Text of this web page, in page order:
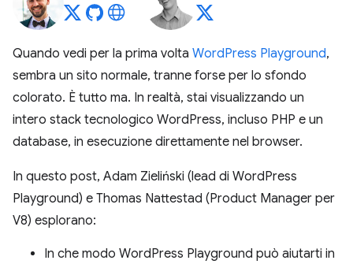
Quando vedi per la prima volta WordPress Playground,
sembra un sito normale, tranne forse per lo sfondo
colorato. È tutto ma. In realtà, stai visualizzando un
intero stack tecnologico WordPress, incluso PHP e un
database, in esecuzione direttamente nel browser.
In questo post, Adam Zieliński (lead di WordPress
Playground) e Thomas Nattestad (Product Manager per
V8) esplorano:
In che modo WordPress Playground può aiutarti in